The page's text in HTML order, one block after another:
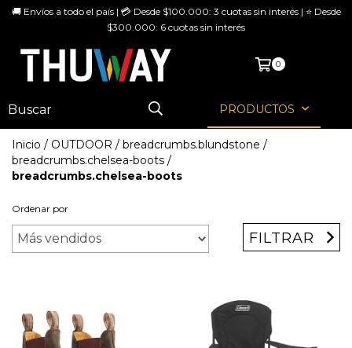
🚚 Envíos a todo el país | 💳 Desde $100.000: 3 cuotas sin interés | ⭐ Desde
$300.000: 6 cuotas sin interés
0
PRODUCTOS
Inicio / OUTDOOR / breadcrumbs.blundstone /
breadcrumbs.chelsea-boots /
breadcrumbs.chelsea-boots
Ordenar por
FILTRAR